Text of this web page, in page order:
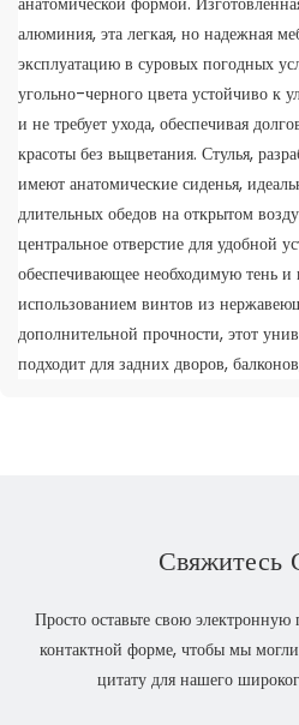
алюминия, эта легкая, но надежная
эксплуатацию в суровых погодных
угольно-черного цвета устойчиво к
и не требует ухода, обеспечивая
красоты без выцветания. Стулья,
имеют анатомические сиденья,
длительных обедов на открытом
центральное отверстие для удобной
обеспечивающее необходимую тень и
использованием винтов из
дополнительной прочности, этот
подходит для задних дворов,
Просто оставьте свою
контактной форме, чтобы мы
цитату для нашего